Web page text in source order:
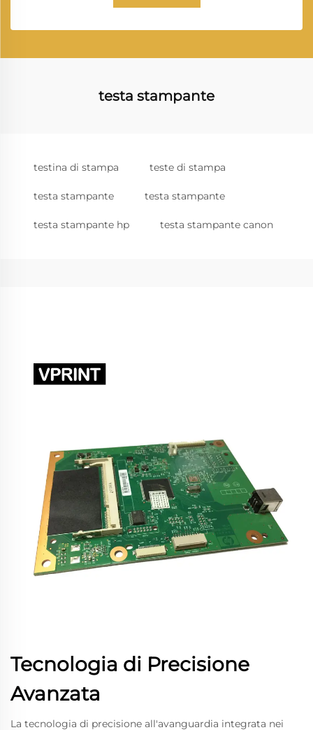
testa stampante
testina di stampa teste di stampa
testa stampante testa stampante
testa stampante hp testa stampante canon
Tecnologia di Precisione
Avanzata
La tecnologia di precisione all'avanguardia integrata nei